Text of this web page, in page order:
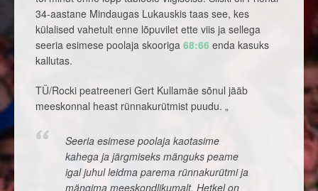
34-aastane Mindaugas Lukauskis taas see, kes
külalised vahetult enne lõpuvilet ette viis ja sellega
seeria esimese poolaja skooriga 68:66 enda kasuks
kallutas.
TÜ/Rocki peatreeneri Gert Kullamäe sõnul jääb
meeskonnal heast rünnakurütmist puudu. „
Seeria esimese poolaja kaotasime
kahega ja järgmiseks mänguks peame
igal juhul leidma parema rünnakurütmi ja
mängima meeskondlikumalt. Hetkel on